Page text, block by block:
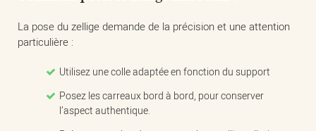
La pose du zellige demande de la précision et une attention
particulière :
Utilisez une colle adaptée en fonction du support
Posez les carreaux bord à bord, pour conserver
l’aspect authentique.